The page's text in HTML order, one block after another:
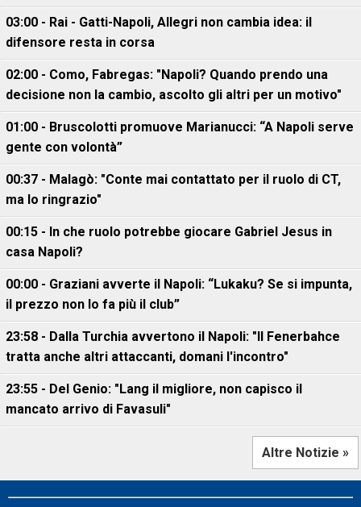
03:00 - Rai - Gatti-Napoli, Allegri non cambia idea: il
difensore resta in corsa
02:00 - Como, Fabregas: "Napoli? Quando prendo una
decisione non la cambio, ascolto gli altri per un motivo"
01:00 - Bruscolotti promuove Marianucci: “A Napoli serve
gente con volontà”
00:37 - Malagò: "Conte mai contattato per il ruolo di CT,
ma lo ringrazio"
00:15 - In che ruolo potrebbe giocare Gabriel Jesus in
casa Napoli?
00:00 - Graziani avverte il Napoli: “Lukaku? Se si impunta,
il prezzo non lo fa più il club”
23:58 - Dalla Turchia avvertono il Napoli: "Il Fenerbahce
tratta anche altri attaccanti, domani l'incontro"
23:55 - Del Genio: "Lang il migliore, non capisco il
mancato arrivo di Favasuli"
Altre Notizie »